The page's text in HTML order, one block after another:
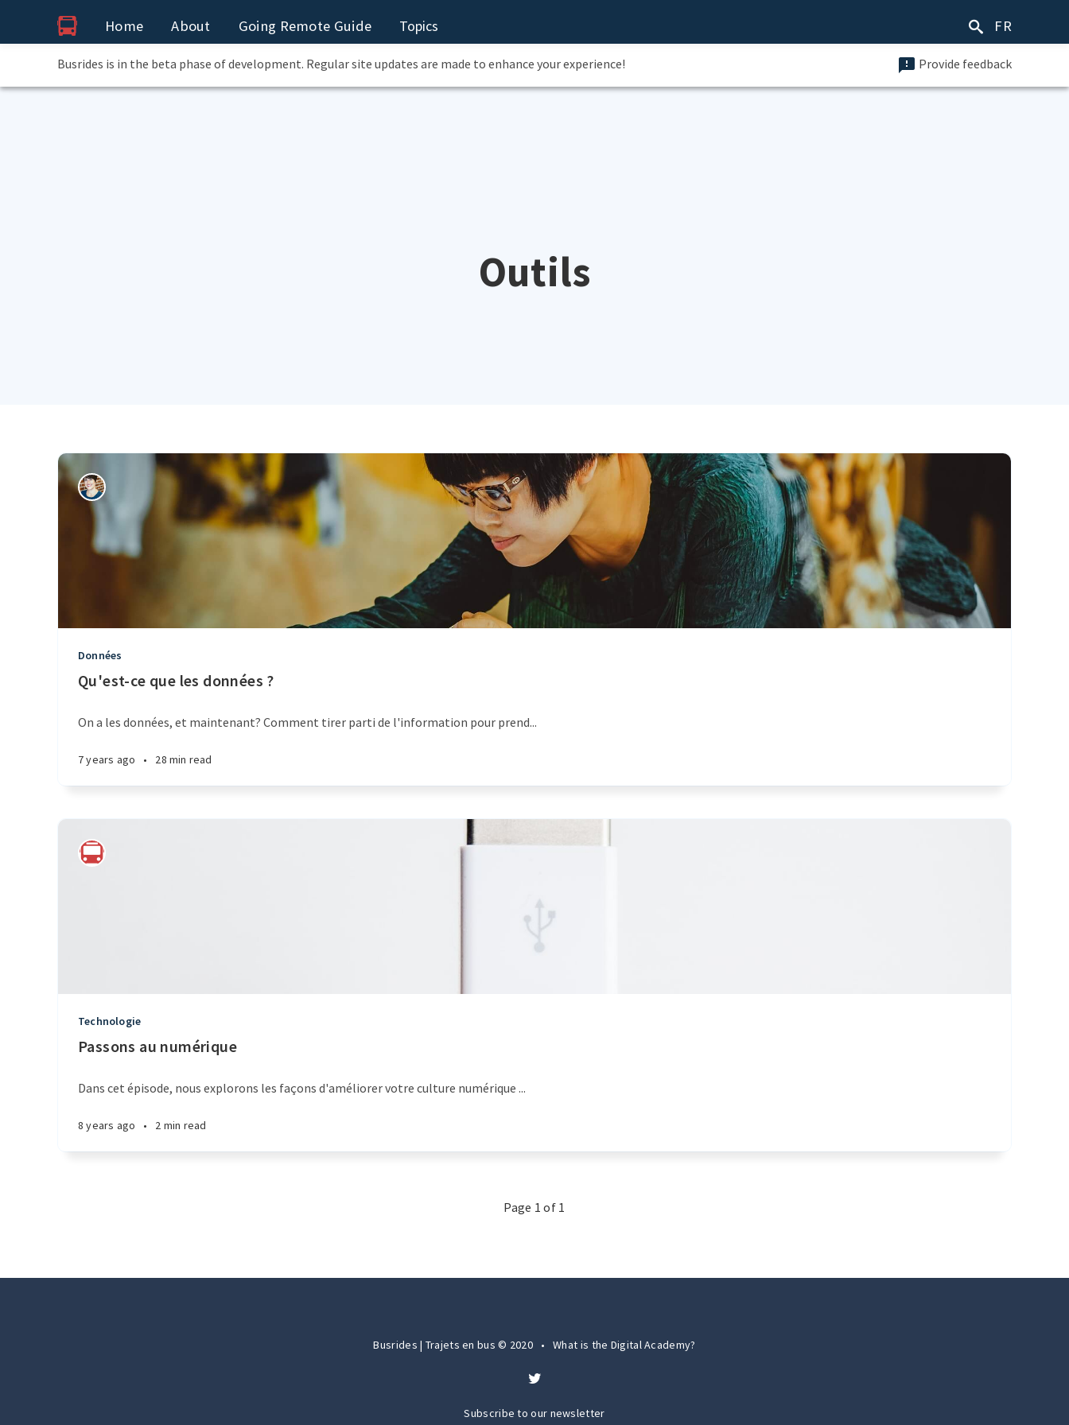
Home About Going Remote Guide Topics FR
Busrides is in the beta phase of development. Regular site updates are made to enhance your experience! Provide feedback
Outils
Données
Qu'est-ce que les données ?
On a les données, et maintenant? Comment tirer parti de l'information pour prend...
7 years ago • 28 min read
Technologie
Passons au numérique
Dans cet épisode, nous explorons les façons d'améliorer votre culture numérique ...
8 years ago • 2 min read
Page 1of 1
Busrides | Trajets en bus © 2020 • What is the Digital Academy?
Subscribe to our newsletter